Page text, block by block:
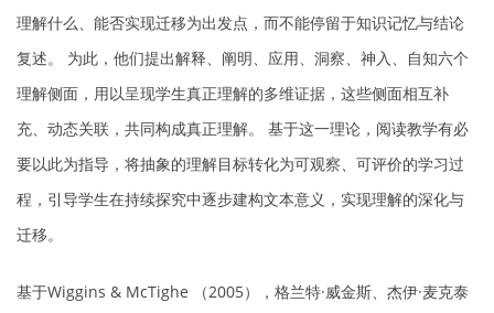
理解什么、能否实现迁移为出发点，而不能停留于知识记忆与结论
复述。 为此，他们提出解释、阐明、应用、洞察、神入、自知六个
理解侧面，用以呈现学生真正理解的多维证据，这些侧面相互补
充、动态关联，共同构成真正理解。 基于这一理论，阅读教学有必
要以此为指导，将抽象的理解目标转化为可观察、可评价的学习过
程，引导学生在持续探究中逐步建构文本意义，实现理解的深化与
迁移。
基于Wiggins & McTighe （2005），格兰特·威金斯、杰伊·麦克泰